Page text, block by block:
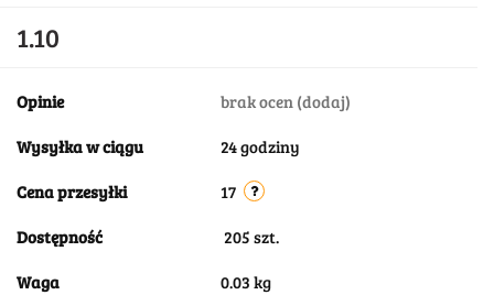
1.10
Opinie brak ocen (dodaj)
Wysyłka w ciągu 24 godziny
Cena przesyłki 17
Dostępność 205 szt.
Waga 0.03 kg